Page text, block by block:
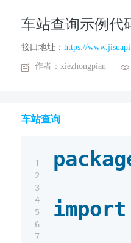
车站查询示例代
接口地址： https://
作者：xiezhongpian
车站查询
1
2
3
4
5
6
7
import